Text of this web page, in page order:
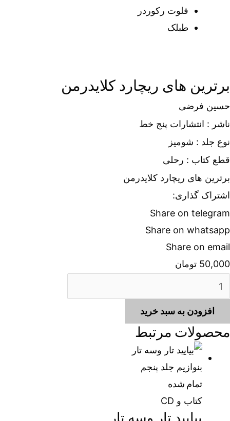
فلوت رکوردر
طبلک
برترین های ریچارد کلایدرمن
حسین فرضی
ناشر : انتشارات پنج خط
نوع جلد : شومیز
قطع کتاب : رحلی
برترین های ریچارد کلایدرمن
اشتراک گذاری:
Share on telegram
Share on whatsapp
Share on email
50,000 تومان
برترین
های
ریچارد
کلایدرمن
افزودن به سبد خرید
محصولات مرتبط
تمام شده
کتاب و CD